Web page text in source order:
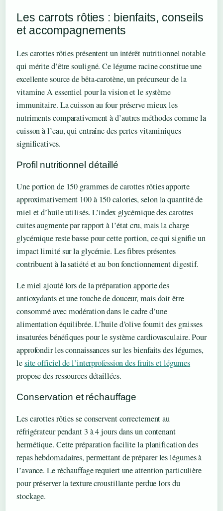
Les carrots rôties : bienfaits, conseils
et accompagnements
Les carottes rôties présentent un intérêt nutritionnel notable
qui mérite d’être souligné. Ce légume racine constitue une
excellente source de bêta-carotène, un précurseur de la
vitamine A essentiel pour la vision et le système
immunitaire. La cuisson au four préserve mieux les
nutriments comparativement à d’autres méthodes comme la
cuisson à l’eau, qui entraîne des pertes vitaminiques
significatives.
Profil nutritionnel détaillé
Une portion de 150 grammes de carottes rôties apporte
approximativement 100 à 150 calories, selon la quantité de
miel et d’huile utilisés. L’index glycémique des carottes
cuites augmente par rapport à l’état cru, mais la charge
glycémique reste basse pour cette portion, ce qui signifie un
impact limité sur la glycémie. Les fibres présentes
contribuent à la satiété et au bon fonctionnement digestif.
Le miel ajouté lors de la préparation apporte des
antioxydants et une touche de douceur, mais doit être
consommé avec modération dans le cadre d’une
alimentation équilibrée. L’huile d’olive fournit des graisses
insaturées bénéfiques pour le système cardiovasculaire. Pour
approfondir les connaissances sur les bienfaits des légumes,
lesite officiel de l’interprofession des fruits et légumes
propose des ressources détaillées.
Conservation et réchauffage
Les carottes rôties se conservent correctement au
réfrigérateur pendant 3 à 4 jours dans un contenant
hermétique. Cette préparation facilite la planification des
repas hebdomadaires, permettant de préparer les légumes à
l’avance. Le réchauffage requiert une attention particulière
pour préserver la texture croustillante perdue lors du
stockage.